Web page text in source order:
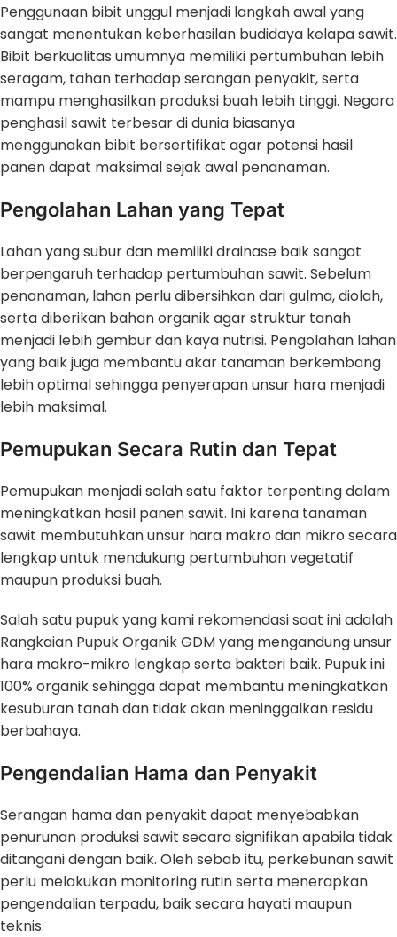
Penggunaan bibit unggul menjadi langkah awal yang
sangat menentukan keberhasilan budidaya kelapa sawit.
Bibit berkualitas umumnya memiliki pertumbuhan lebih
seragam, tahan terhadap serangan penyakit, serta
mampu menghasilkan produksi buah lebih tinggi. Negara
penghasil sawit terbesar di dunia biasanya
menggunakan bibit bersertifikat agar potensi hasil
panen dapat maksimal sejak awal penanaman.
Pengolahan Lahan yang Tepat
Lahan yang subur dan memiliki drainase baik sangat
berpengaruh terhadap pertumbuhan sawit. Sebelum
penanaman, lahan perlu dibersihkan dari gulma, diolah,
serta diberikan bahan organik agar struktur tanah
menjadi lebih gembur dan kaya nutrisi. Pengolahan lahan
yang baik juga membantu akar tanaman berkembang
lebih optimal sehingga penyerapan unsur hara menjadi
lebih maksimal.
Pemupukan Secara Rutin dan Tepat
Pemupukan menjadi salah satu faktor terpenting dalam
meningkatkan hasil panen sawit. Ini karena tanaman
sawit membutuhkan unsur hara makro dan mikro secara
lengkap untuk mendukung pertumbuhan vegetatif
maupun produksi buah.
Salah satu pupuk yang kami rekomendasi saat ini adalah
Rangkaian Pupuk Organik GDM yang mengandung unsur
hara makro-mikro lengkap serta bakteri baik. Pupuk ini
100% organik sehingga dapat membantu meningkatkan
kesuburan tanah dan tidak akan meninggalkan residu
berbahaya.
Pengendalian Hama dan Penyakit
Serangan hama dan penyakit dapat menyebabkan
penurunan produksi sawit secara signifikan apabila tidak
ditangani dengan baik. Oleh sebab itu, perkebunan sawit
perlu melakukan monitoring rutin serta menerapkan
pengendalian terpadu, baik secara hayati maupun
teknis.